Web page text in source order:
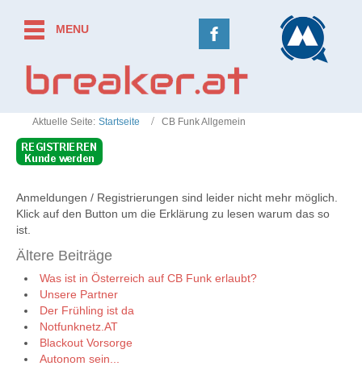
MENU
Aktuelle Seite: Startseite CB Funk Allgemein
Anmeldungen / Registrierungen sind leider nicht mehr möglich.
Klick auf den Button um die Erklärung zu lesen warum das so
ist.
Ältere Beiträge
Was ist in Österreich auf CB Funk erlaubt?
Unsere Partner
Der Frühling ist da
Notfunknetz.AT
Blackout Vorsorge
Autonom sein...